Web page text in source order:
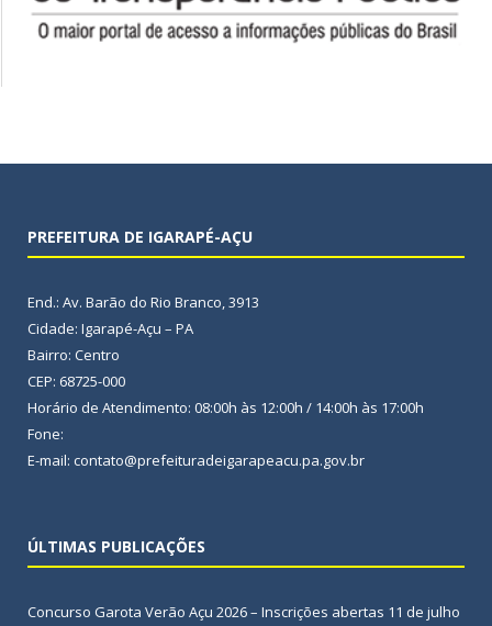
PREFEITURA DE IGARAPÉ-AÇU
End.: Av. Barão do Rio Branco, 3913
Cidade: Igarapé-Açu – PA
Bairro: Centro
CEP: 68725-000
Horário de Atendimento: 08:00h às 12:00h / 14:00h às 17:00h
Fone:
E-mail: contato@prefeituradeigarapeacu.pa.gov.br
ÚLTIMAS PUBLICAÇÕES
Concurso Garota Verão Açu 2026 – Inscrições abertas 11 de julho